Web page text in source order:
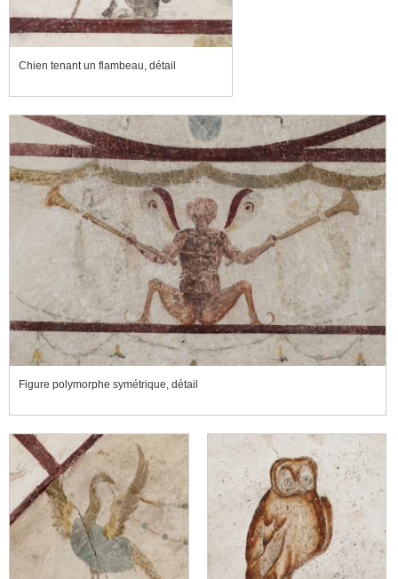
Chien tenant un flambeau, détail
Figure polymorphe symétrique, détail